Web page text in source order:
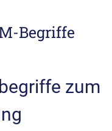
Begriffe
zum